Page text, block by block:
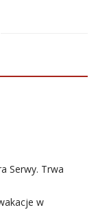
Serwy. Trwa
w